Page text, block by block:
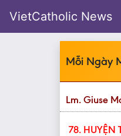
VietCatholic News
Mỗi Ngày
Lm. Giuse
78. HUYỆN